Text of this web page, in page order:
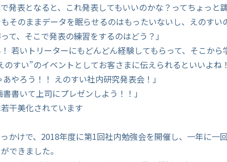
発表となると、これ発表してもいいのかな？ってちょっと
そのままデータを眠らせるのはもったいないし、えのすい
て、そこで発表の練習をするのはどう？」
若いトリーターにもどんどん経験してもらって、そこから
のすい”のイベントとしてお客さまに伝えられるといいよね
やろう！！ えのすい社内研究発表会！」
書いて上司にプレゼンしよう！！」
干美化されています
かけで、2018年度に第1回社内勉強会を開催し、一年に一
できました。